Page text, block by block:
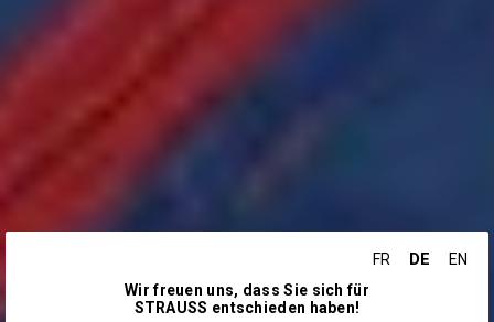
FR DE
EN
Wir freuen uns, dass Sie sich für
STRAUSS entschieden haben!